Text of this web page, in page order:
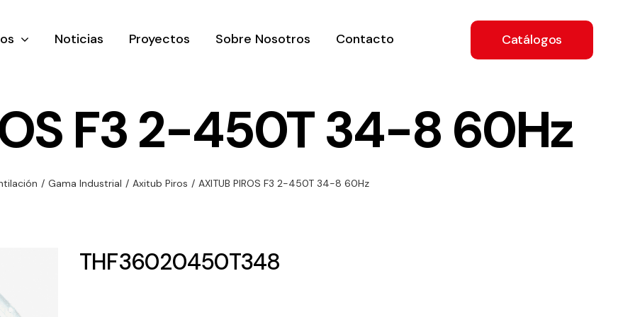
y
de
y
Ventilación
ventilación
Iluminación
soluciones
solares para
Noticias Proyectos Sobre Nosotros Contacto Catálogos
F3 2-450T 34-8 60Hz
/ Gama Industrial / Axitub Piros / AXITUB PIROS F3 2-450T 34-8 60Hz
THF36020450T348